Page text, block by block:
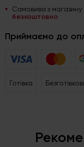
Самовивіз з магазину
безкоштовно
Приймаємо до
Готівка